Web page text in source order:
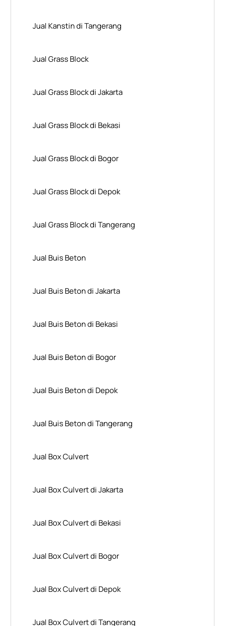
Jual Kanstin di Tangerang
Jual Grass Block
Jual Grass Block di Jakarta
Jual Grass Block di Bekasi
Jual Grass Block di Bogor
Jual Grass Block di Depok
Jual Grass Block di Tangerang
Jual Buis Beton
Jual Buis Beton di Jakarta
Jual Buis Beton di Bekasi
Jual Buis Beton di Bogor
Jual Buis Beton di Depok
Jual Buis Beton di Tangerang
Jual Box Culvert
Jual Box Culvert di Jakarta
Jual Box Culvert di Bekasi
Jual Box Culvert di Bogor
Jual Box Culvert di Depok
Jual Box Culvert di Tangerang